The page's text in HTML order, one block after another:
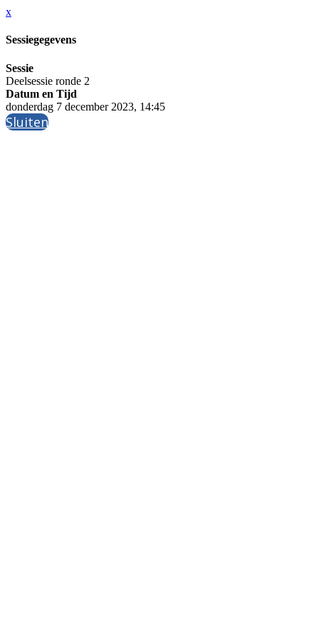
x
Sessiegegevens
Sessie
Deelsessie ronde 2
Datum en Tijd
donderdag 7 december 2023, 14:45
Sluiten